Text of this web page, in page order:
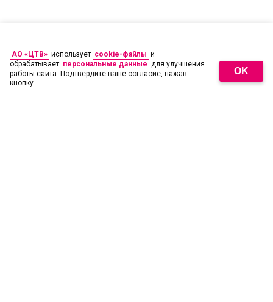
АО «ЦТВ» использует cookie-файлы и
обрабатывает персональные данные для улучшения
работы сайта. Подтвердите ваше согласие, нажав
кнопку
OK